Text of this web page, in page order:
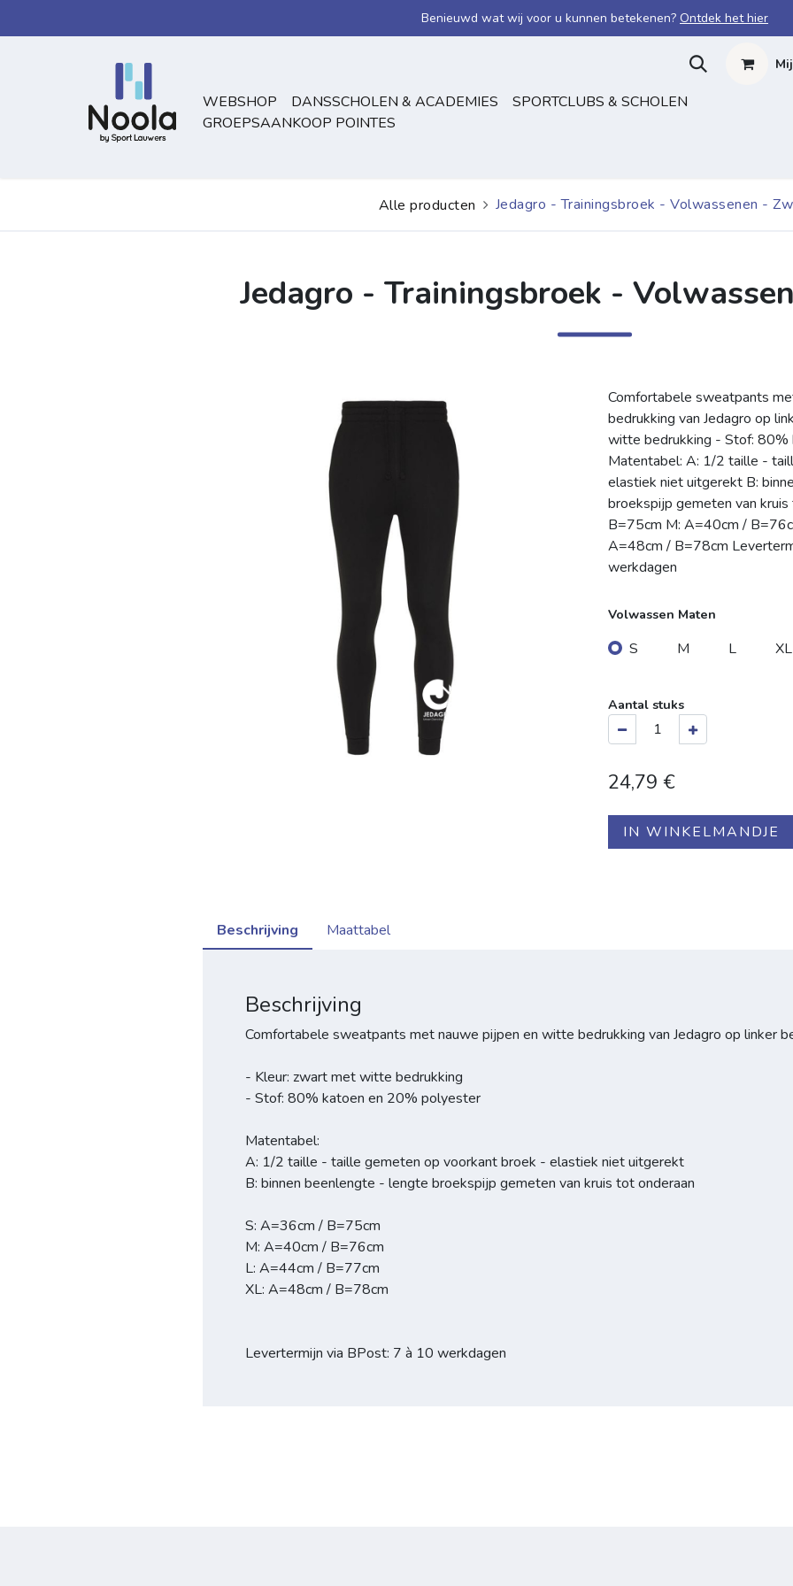
Benieuwd wat wij voor u kunnen betekenen? Ontdek het hier
WEBSHOP DANSSCHOLEN & ACADEMIES
SPORTCLUBS & SCHOLEN
GROEPSAANKOOP POINTES
Alle producten Jedagro - Trainingsbroek - Volwassenen -
Jedagro - Trainingsbroek -
Comfortabele sweatpants
bedrukking van Jedagro op
witte bedrukking - Stof:
Matentabel: A: 1/2 taille -
elastiek niet uitgerekt B:
broekspijp gemeten van
B=75cm M: A=40cm /
A=48cm / B=78cm
werkdagen
Volwassen Maten
S M L XL
Aantal stuks
24,79 €
IN WINKELMANDJE
Beschrijving Maattabel
Beschrijving
Comfortabele sweatpants met nauwe pijpen en witte bedrukking van Jedagro op linker
- Kleur: zwart met witte bedrukking
- Stof: 80% katoen en 20% polyester
Matentabel:
A: 1/2 taille - taille gemeten op voorkant broek - elastiek niet uitgerekt
B: binnen beenlengte - lengte broekspijp gemeten van kruis tot onderaan
S: A=36cm / B=75cm
M: A=40cm / B=76cm
L: A=44cm / B=77cm
XL: A=48cm / B=78cm
Levertermijn via BPost: 7 à 10 werkdagen